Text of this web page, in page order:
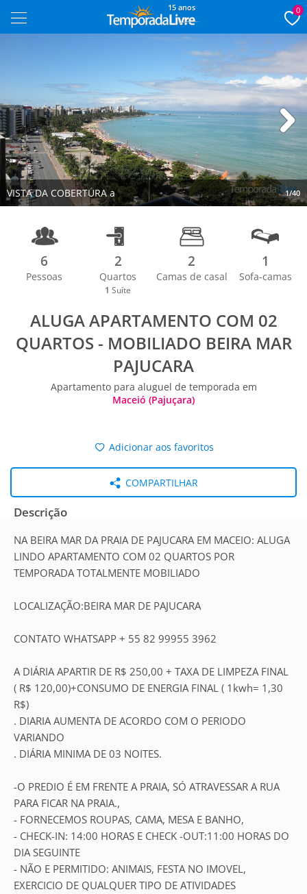
15 anos 0
VISTA DA COBERTURA a 1/40
Next
6
Pessoas
2
Quartos
1 Suíte
2
Camas de casal
1
Sofa-camas
ALUGA APARTAMENTO COM 02
QUARTOS - MOBILIADO BEIRA MAR
PAJUCARA
Apartamento para aluguel de temporada em
Maceió (Pajuçara)
Adicionar aos favoritos
COMPARTILHAR
Descrição
NA BEIRA MAR DA PRAIA DE PAJUCARA EM MACEIO: ALUGA
LINDO APARTAMENTO COM 02 QUARTOS POR
TEMPORADA TOTALMENTE MOBILIADO
LOCALIZAÇÃO:BEIRA MAR DE PAJUCARA
CONTATO WHATSAPP + 55 82 99955 3962
A DIÁRIA APARTIR DE R$ 250,00 + TAXA DE LIMPEZA FINAL
( R$ 120,00)+CONSUMO DE ENERGIA FINAL ( 1kwh= 1,30
R$)
. DIARIA AUMENTA DE ACORDO COM O PERIODO
VARIANDO
. DIÁRIA MINIMA DE 03 NOITES.
-O PREDIO É EM FRENTE A PRAIA, SÓ ATRAVESSAR A RUA
PARA FICAR NA PRAIA.,
- FORNECEMOS ROUPAS, CAMA, MESA E BANHO,
- CHECK-IN: 14:00 HORAS E CHECK -OUT:11:00 HORAS DO
DIA SEGUINTE
- NÃO E PERMITIDO: ANIMAIS, FESTA NO IMOVEL,
EXERCICIO DE QUALQUER TIPO DE ATIVIDADES